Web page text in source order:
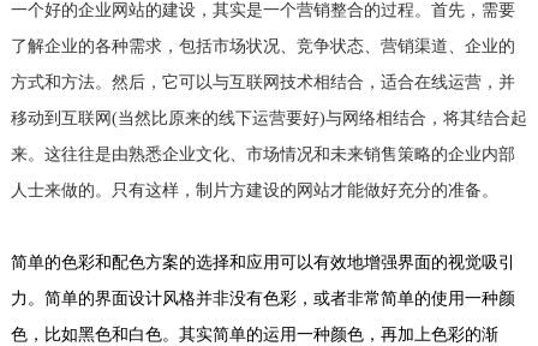
一个好的企业网站的建设，其实是一个营销整合的过程。首先，需要
了解企业的各种需求，包括市场状况、竞争状态、营销渠道、企业的
方式和方法。然后，它可以与互联网技术相结合，适合在线运营，并
移动到互联网(当然比原来的线下运营要好)与网络相结合，将其结合起
来。这往往是由熟悉企业文化、市场情况和未来销售策略的企业内部
人士来做的。只有这样，制片方建设的网站才能做好充分的准备。
简单的色彩和配色方案的选择和应用可以有效地增强界面的视觉吸引
力。简单的界面设计风格并非没有色彩，或者非常简单的使用一种颜
色，比如黑色和白色。其实简单的运用一种颜色，再加上色彩的渐